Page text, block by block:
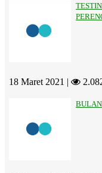
18 Maret 2021 |